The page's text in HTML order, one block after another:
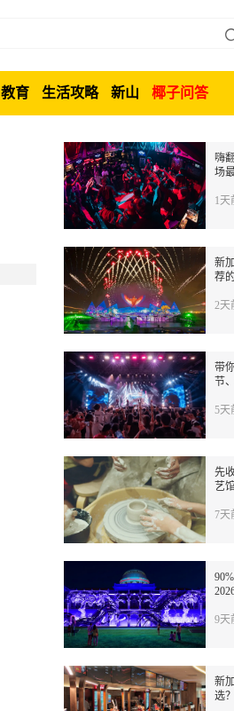
教育 生活攻略 新山 椰子问答
1
嗨
场
1天
新
荐
2天
3
带
节
5天
4
先
艺
7天
9天
6
新
选